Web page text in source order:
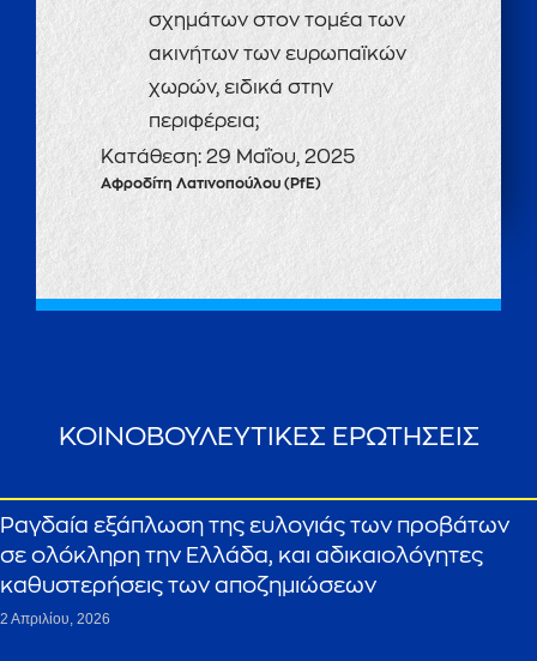
σχημάτων στον τομέα των
ακινήτων των ευρωπαϊκών
χωρών, ειδικά στην
περιφέρεια;
Κατάθεση: 29 Μαΐου, 2025
Αφροδίτη Λατινοπούλου (PfE)
ΚΟΙΝΟΒΟΥΛΕΥΤΙΚΕΣ ΕΡΩΤΗΣΕΙΣ
Ραγδαία εξάπλωση της ευλογιάς των προβάτων
σε ολόκληρη την Ελλάδα, και αδικαιολόγητες
καθυστερήσεις των αποζημιώσεων
2 Απριλίου, 2026